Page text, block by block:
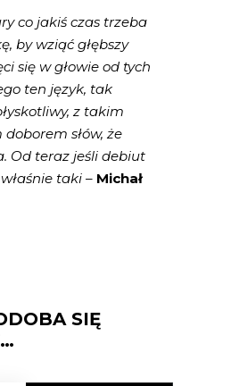
co jakiś czas trzeba
by wziąć głębszy
się w głowie od tych
ten język, tak
z takim
słów, że
Od teraz jeśli debiut
taki – Michał
SIĘ